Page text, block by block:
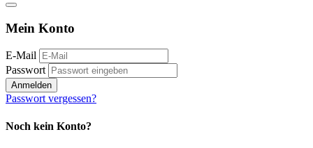
Mein Konto
E-Mail
Passwort
Anmelden
Passwort vergessen?
Noch kein Konto?